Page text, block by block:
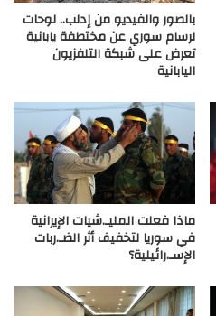
بالصور والفيديو من إدلب.. لوحات
لرسام سوري عن مختطفة يابانية
تعرض على شبكة التلفزيون
اليابانية
ماذا فعلت المليـ.شيات الإيرانية
في سوريا لتخفيف أثر الضـ.ربات
الإسـ.رائيلية؟